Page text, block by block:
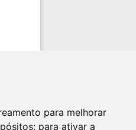
para melhorar
para ativar a